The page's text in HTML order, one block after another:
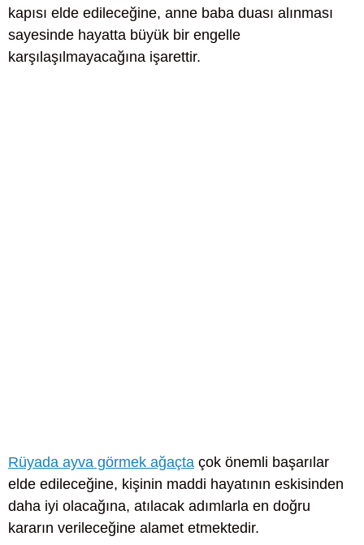
kapısı elde edileceğine, anne baba duası alınması
sayesinde hayatta büyük bir engelle
karşılaşılmayacağına işarettir.
Rüyada ayva görmek ağaçta çok önemli başarılar
elde edileceğine, kişinin maddi hayatının eskisinden
daha iyi olacağına, atılacak adımlarla en doğru
kararın verileceğine alamet etmektedir.